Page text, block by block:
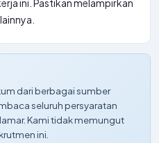
ini. Pastikan melampirkan
dari berbagai sumber
seluruh persyaratan
Kami tidak memungut
ini.